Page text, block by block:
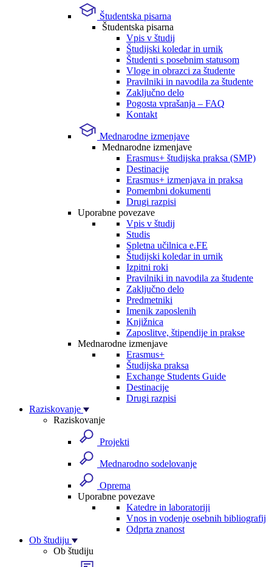
Študentska pisarna
Študentska pisarna
Vpis v študij
Študijski koledar in urnik
Študenti s posebnim statusom
Vloge in obrazci za študente
Pravilniki in navodila za študente
Zaključno delo
Pogosta vprašanja – FAQ
Kontakt
Mednarodne izmenjave
Mednarodne izmenjave
Erasmus+ študijska praksa (SMP)
Destinacije
Erasmus+ izmenjava in praksa
Pomembni dokumenti
Drugi razpisi
Uporabne povezave
Vpis v študij
Studis
Spletna učilnica e.FE
Študijski koledar in urnik
Izpitni roki
Pravilniki in navodila za študente
Zaključno delo
Predmetniki
Imenik zaposlenih
Knjižnica
Zaposlitve, štipendije in prakse
Mednarodne izmenjave
Erasmus+
Študijska praksa
Exchange Students Guide
Destinacije
Drugi razpisi
Raziskovanje
Raziskovanje
Projekti
Mednarodno sodelovanje
Oprema
Uporabne povezave
Katedre in laboratoriji
Vnos in vodenje osebnih bibliografij
Odprta znanost
Ob študiju
Ob študiju